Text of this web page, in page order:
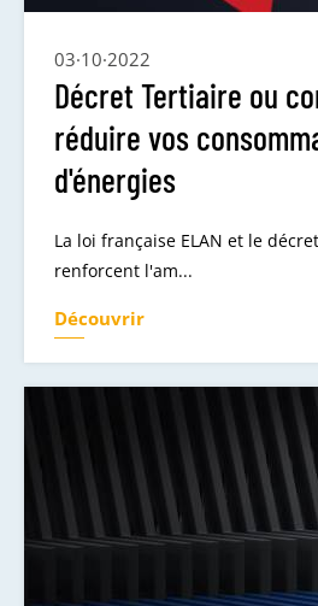
03·10·2022
Décret Tertiaire ou
réduire vos
d'énergies
La loi française ELAN et le
renforcent l'am...
Découvrir